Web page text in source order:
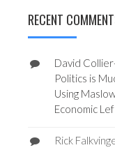
RECENT
David
Politics is
Using
Economic
Rick